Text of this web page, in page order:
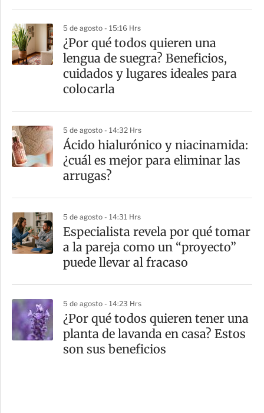
5 de agosto - 15:16 Hrs
¿Por qué todos quieren una
lengua de suegra? Beneficios,
cuidados y lugares ideales para
colocarla
5 de agosto - 14:32 Hrs
Ácido hialurónico y niacinamida:
¿cuál es mejor para eliminar las
arrugas?
5 de agosto - 14:31 Hrs
Especialista revela por qué tomar
a la pareja como un “proyecto”
puede llevar al fracaso
5 de agosto - 14:23 Hrs
¿Por qué todos quieren tener una
planta de lavanda en casa? Estos
son sus beneficios